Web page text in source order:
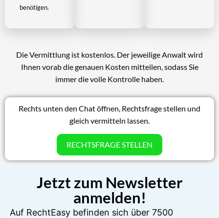
benötigen.
Die Vermittlung ist kostenlos. Der jeweilige Anwalt wird
Ihnen vorab die genauen Kosten mitteilen, sodass Sie
immer die volle Kontrolle haben.
Rechts unten den Chat öffnen, Rechtsfrage stellen und
gleich vermitteln lassen.
RECHTSFRAGE STELLEN
Jetzt zum Newsletter
anmelden!
Auf RechtEasy befinden sich über 7500